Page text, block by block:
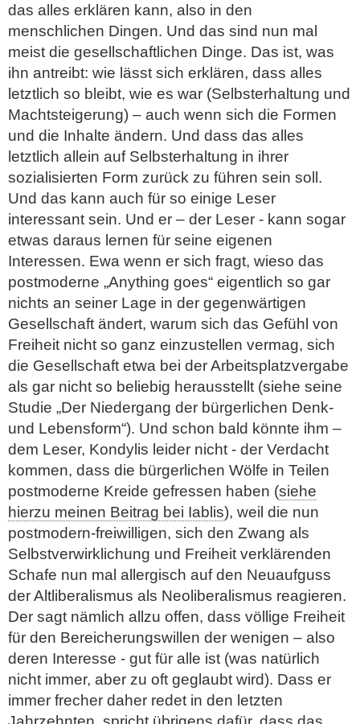
das alles erklären kann, also in den
menschlichen Dingen. Und das sind nun mal
meist die gesellschaftlichen Dinge. Das ist, was
ihn antreibt: wie lässt sich erklären, dass alles
letztlich so bleibt, wie es war (Selbsterhaltung und
Machtsteigerung) – auch wenn sich die Formen
und die Inhalte ändern. Und dass das alles
letztlich allein auf Selbsterhaltung in ihrer
sozialisierten Form zurück zu führen sein soll.
Und das kann auch für so einige Leser
interessant sein. Und er – der Leser - kann sogar
etwas daraus lernen für seine eigenen
Interessen. Ewa wenn er sich fragt, wieso das
postmoderne „Anything goes“ eigentlich so gar
nichts an seiner Lage in der gegenwärtigen
Gesellschaft ändert, warum sich das Gefühl von
Freiheit nicht so ganz einzustellen vermag, sich
die Gesellschaft etwa bei der Arbeitsplatzvergabe
als gar nicht so beliebig herausstellt (siehe seine
Studie „Der Niedergang der bürgerlichen Denk-
und Lebensform“). Und schon bald könnte ihm –
dem Leser, Kondylis leider nicht - der Verdacht
kommen, dass die bürgerlichen Wölfe in Teilen
postmoderne Kreide gefressen haben (siehe
hierzu meinen Beitrag bei Iablis), weil die nun
postmodern-freiwilligen, sich den Zwang als
Selbstverwirklichung und Freiheit verklärenden
Schafe nun mal allergisch auf den Neuaufguss
der Altliberalismus als Neoliberalismus reagieren.
Der sagt nämlich allzu offen, dass völlige Freiheit
für den Bereicherungswillen der wenigen – also
deren Interesse - gut für alle ist (was natürlich
nicht immer, aber zu oft geglaubt wird). Dass er
immer frecher daher redet in den letzten